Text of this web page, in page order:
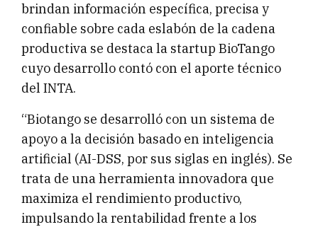
brindan información específica, precisa y
confiable sobre cada eslabón de la cadena
productiva se destaca la startup BioTango
cuyo desarrollo contó con el aporte técnico
del INTA.
“Biotango se desarrolló con un sistema de
apoyo a la decisión basado en inteligencia
artificial (AI-DSS, por sus siglas en inglés). Se
trata de una herramienta innovadora que
maximiza el rendimiento productivo,
impulsando la rentabilidad frente a los